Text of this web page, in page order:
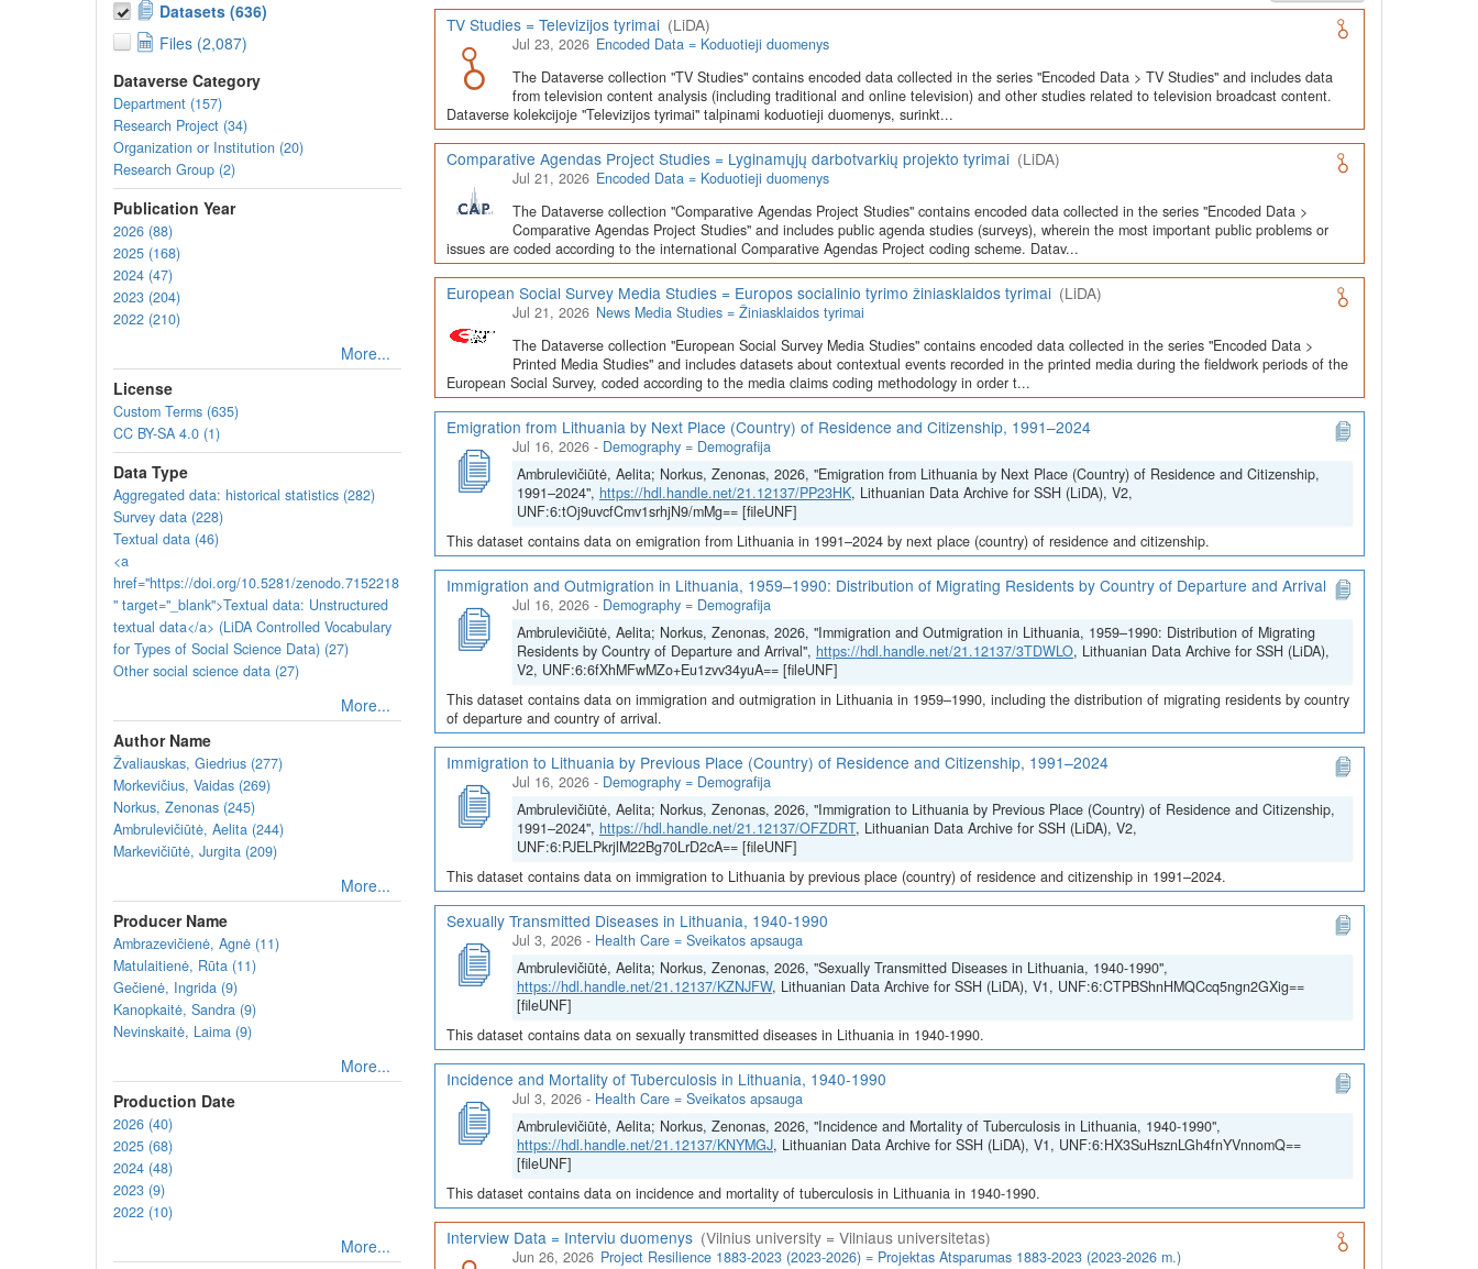
Datasets (636)
Files (2,087)
Dataverse Category
Department (157)
Research Project (34)
Organization or Institution (20)
Research Group (2)
Publication Year
2026 (88)
2025 (168)
2024 (47)
2023 (204)
2022 (210)
More...
License
Custom Terms (635)
CC BY-SA 4.0 (1)
Data Type
Aggregated data: historical statistics (282)
Survey data (228)
Textual data (46)
<a
href="https://doi.org/10.5281/zenodo.7152218
" target="_blank">Textual data: Unstructured
textual data</a> (LiDA Controlled Vocabulary
for Types of Social Science Data) (27)
Other social science data (27)
More...
Author Name
Žvaliauskas, Giedrius (277)
Morkevičius, Vaidas (269)
Norkus, Zenonas (245)
Ambrulevičiūtė, Aelita (244)
Markevičiūtė, Jurgita (209)
More...
Producer Name
Ambrazevičienė, Agnė (11)
Matulaitienė, Rūta (11)
Gečienė, Ingrida (9)
Kanopkaitė, Sandra (9)
Nevinskaitė, Laima (9)
More...
Production Date
2026 (40)
2025 (68)
2024 (48)
2023 (9)
2022 (10)
More...
TV Studies = Televizijos tyrimai (LiDA)
Jul 23, 2026 Encoded Data = Koduotieji duomenys
The Dataverse collection "TV Studies" contains encoded data collected in the series "Encoded Data > TV Studies" and includes data
from television content analysis (including traditional and online television) and other studies related to television broadcast content.
Dataverse kolekcijoje "Televizijos tyrimai" talpinami koduotieji duomenys, surinkt...
Comparative Agendas Project Studies = Lyginamųjų darbotvarkių projekto tyrimai (LiDA)
Jul 21, 2026 Encoded Data = Koduotieji duomenys
The Dataverse collection "Comparative Agendas Project Studies" contains encoded data collected in the series "Encoded Data >
Comparative Agendas Project Studies" and includes public agenda studies (surveys), wherein the most important public problems or
issues are coded according to the international Comparative Agendas Project coding scheme. Datav...
European Social Survey Media Studies = Europos socialinio tyrimo žiniasklaidos tyrimai (LiDA)
Jul 21, 2026 News Media Studies = Žiniasklaidos tyrimai
The Dataverse collection "European Social Survey Media Studies" contains encoded data collected in the series "Encoded Data >
Printed Media Studies" and includes datasets about contextual events recorded in the printed media during the fieldwork periods of the
European Social Survey, coded according to the media claims coding methodology in order t...
Emigration from Lithuania by Next Place (Country) of Residence and Citizenship, 1991–2024
Jul 16, 2026 - Demography = Demografija
Ambrulevičiūtė, Aelita; Norkus, Zenonas, 2026, "Emigration from Lithuania by Next Place (Country) of Residence and Citizenship,
1991–2024", https://hdl.handle.net/21.12137/PP23HK, Lithuanian Data Archive for SSH (LiDA), V2,
UNF:6:tOj9uvcfCmv1srhjN9/mMg== [fileUNF]
This dataset contains data on emigration from Lithuania in 1991–2024 by next place (country) of residence and citizenship.
Immigration and Outmigration in Lithuania, 1959–1990: Distribution of Migrating Residents by Country of Departure and Arrival
Jul 16, 2026 - Demography = Demografija
Ambrulevičiūtė, Aelita; Norkus, Zenonas, 2026, "Immigration and Outmigration in Lithuania, 1959–1990: Distribution of Migrating
Residents by Country of Departure and Arrival", https://hdl.handle.net/21.12137/3TDWLO, Lithuanian Data Archive for SSH (LiDA),
V2, UNF:6:6fXhMFwMZo+Eu1zvv34yuA== [fileUNF]
This dataset contains data on immigration and outmigration in Lithuania in 1959–1990, including the distribution of migrating residents by country
of departure and country of arrival.
Immigration to Lithuania by Previous Place (Country) of Residence and Citizenship, 1991–2024
Jul 16, 2026 - Demography = Demografija
Ambrulevičiūtė, Aelita; Norkus, Zenonas, 2026, "Immigration to Lithuania by Previous Place (Country) of Residence and Citizenship,
1991–2024", https://hdl.handle.net/21.12137/OFZDRT, Lithuanian Data Archive for SSH (LiDA), V2,
UNF:6:PJELPkrjlM22Bg70LrD2cA== [fileUNF]
This dataset contains data on immigration to Lithuania by previous place (country) of residence and citizenship in 1991–2024.
Sexually Transmitted Diseases in Lithuania, 1940-1990
Jul 3, 2026 - Health Care = Sveikatos apsauga
Ambrulevičiūtė, Aelita; Norkus, Zenonas, 2026, "Sexually Transmitted Diseases in Lithuania, 1940-1990",
https://hdl.handle.net/21.12137/KZNJFW, Lithuanian Data Archive for SSH (LiDA), V1, UNF:6:CTPBShnHMQCcq5ngn2GXig==
[fileUNF]
This dataset contains data on sexually transmitted diseases in Lithuania in 1940-1990.
Incidence and Mortality of Tuberculosis in Lithuania, 1940-1990
Jul 3, 2026 - Health Care = Sveikatos apsauga
Ambrulevičiūtė, Aelita; Norkus, Zenonas, 2026, "Incidence and Mortality of Tuberculosis in Lithuania, 1940-1990",
https://hdl.handle.net/21.12137/KNYMGJ, Lithuanian Data Archive for SSH (LiDA), V1, UNF:6:HX3SuHsznLGh4fnYVnnomQ==
[fileUNF]
This dataset contains data on incidence and mortality of tuberculosis in Lithuania in 1940-1990.
Interview Data = Interviu duomenys (Vilnius university = Vilniaus universitetas)
Jun 26, 2026 Project Resilience 1883-2023 (2023-2026) = Projektas Atsparumas 1883-2023 (2023-2026 m.)